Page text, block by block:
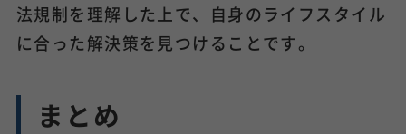
法規制を理解した上で、自身のライフスタイル
に合った解決策を見つけることです。
まとめ